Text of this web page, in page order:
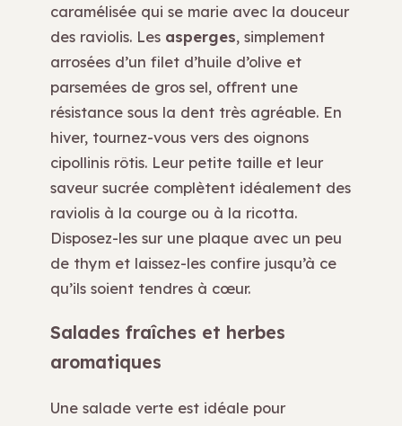
caramélisée qui se marie avec la douceur
des raviolis. Les asperges, simplement
arrosées d’un filet d’huile d’olive et
parsemées de gros sel, offrent une
résistance sous la dent très agréable. En
hiver, tournez-vous vers des oignons
cipollinis rôtis. Leur petite taille et leur
saveur sucrée complètent idéalement des
raviolis à la courge ou à la ricotta.
Disposez-les sur une plaque avec un peu
de thym et laissez-les confire jusqu’à ce
qu’ils soient tendres à cœur.
Salades fraîches et herbes
aromatiques
Une salade verte est idéale pour